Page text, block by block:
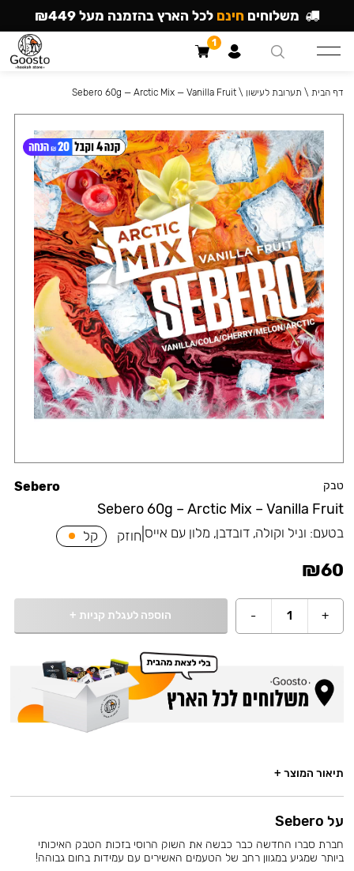
טבק
Sebero 60g – Arctic Mix – Vanilla Fruit
Sebero
בטעם: וניל וקולה, דובדבן, מלון עם אייס חוזק קל
₪60
+
1
- הוספה לעגלת קניות +
דף הבית \ תערובת לעישון \
Sebero 60g — Arctic Mix — Vanilla Fruit
תיאור המוצר +
על Sebero
חברת סברו החדשה כבר כבשה את השוק הרוסי בזכות הטבק האיכותי
ביותר שמגיע במגוון רחב של הטעמים האשירים עם עמידות בחום גבוהה!
משלוחים חינם לכל הארץ בהזמנה מעל ₪449
1